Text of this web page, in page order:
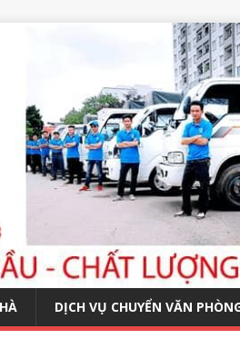
DỊCH VỤ CHUYỂN VĂN